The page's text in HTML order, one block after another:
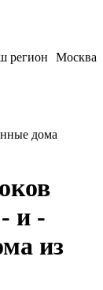
Москва
регион
дома
и -
из